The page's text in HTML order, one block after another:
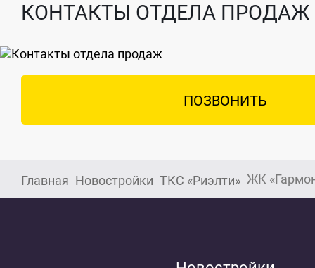
КОНТАКТЫ ОТДЕЛА ПРОДАЖ
ПОЗВОНИТЬ
Главная Новостройки ТКС «Риэлти» ЖК